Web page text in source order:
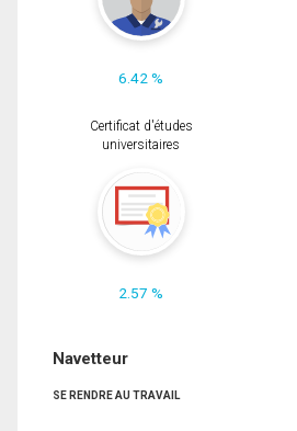
6.42 %
Certificat d'études
universitaires
2.57 %
Navetteur
SE RENDRE AU TRAVAIL